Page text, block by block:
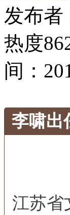
发布者
热度
间：
李啸出
江苏省